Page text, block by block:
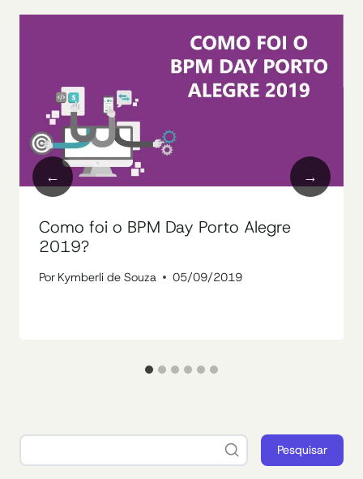
Como foi o BPM Day Porto Alegre
2019?
Por Kymberli de Souza 05/09/2019
Pesquisar